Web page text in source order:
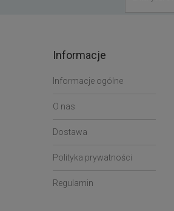
Informacje
Informacje ogólne
O nas
Dostawa
Polityka prywatności
Regulamin